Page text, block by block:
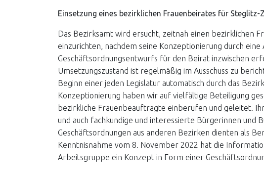
Einsetzung eines bezirklichen Frauenbeirates für Steglitz-
Das Bezirksamt wird ersucht, zeitnah einen bezirklichen
einzurichten, nachdem seine Konzeptionierung durch
Geschäftsordnungsentwurfs für den Beirat inzwischen
Umsetzungszustand ist regelmäßig im Ausschuss zu
Beginn einer jeden Legislatur automatisch durch das
Konzeptionierung haben wir auf vielfältige Beteiligung
bezirkliche Frauenbeauftragte einberufen und geleitet.
und auch fachkundige und interessierte Bürgerinnen und
Geschäftsordnungen aus anderen Bezirken dienten als
Kenntnisnahme vom 8. November 2022 hat die
Arbeitsgruppe ein Konzept in Form einer